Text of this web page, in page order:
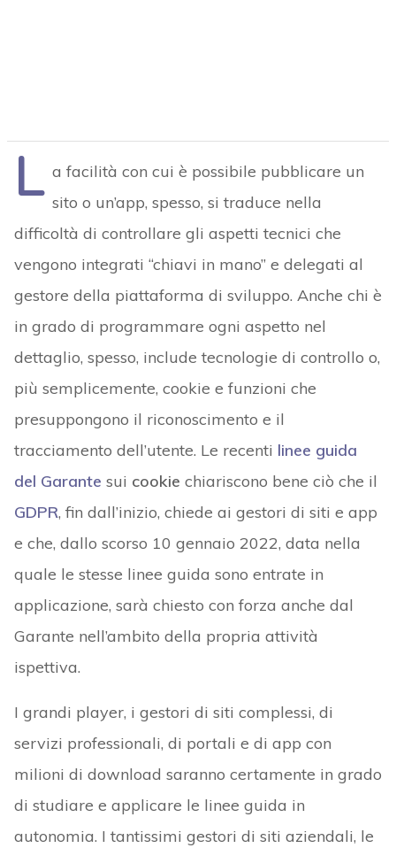
L a facilità con cui è possibile pubblicare un
sito o un’app, spesso, si traduce nella
difficoltà di controllare gli aspetti tecnici che
vengono integrati “chiavi in mano” e delegati al
gestore della piattaforma di sviluppo. Anche chi è
in grado di programmare ogni aspetto nel
dettaglio, spesso, include tecnologie di controllo o,
più semplicemente, cookie e funzioni che
presuppongono il riconoscimento e il
tracciamento dell’utente. Le recenti linee guida
del Garante sui cookie chiariscono bene ciò che il
GDPR, fin dall’inizio, chiede ai gestori di siti e app
e che, dallo scorso 10 gennaio 2022, data nella
quale le stesse linee guida sono entrate in
applicazione, sarà chiesto con forza anche dal
Garante nell’ambito della propria attività
ispettiva.
I grandi player, i gestori di siti complessi, di
servizi professionali, di portali e di app con
milioni di download saranno certamente in grado
di studiare e applicare le linee guida in
autonomia. I tantissimi gestori di siti aziendali, le